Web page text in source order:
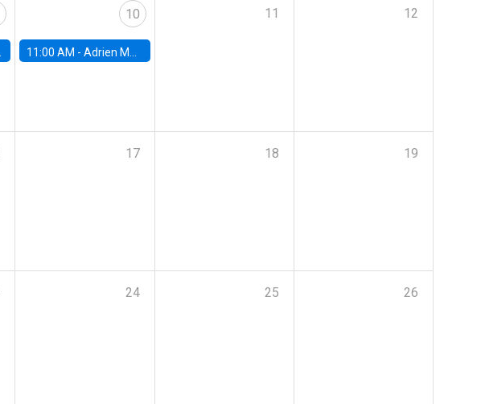
10
11:00 AM - Adrien Matray, Stanford
11 12
17 18 19
24 25 26